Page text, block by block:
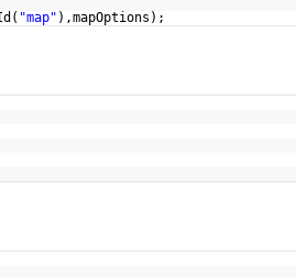
"map" ),mapOptions);